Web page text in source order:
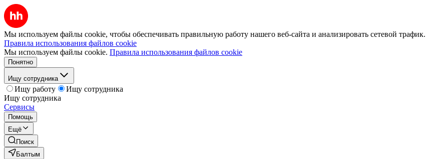
Мы используем файлы cookie, чтобы обеспечивать правильную работу нашего веб-сайта и анализировать сетевой трафик.
Правила использования файлов cookie
Мы используем файлы cookie. Правила использования файлов cookie
Понятно
Ищу сотрудника
Ищу работу
Ищу сотрудника
Ищу сотрудника
Сервисы
Помощь
Ещё
Поиск
Балтым